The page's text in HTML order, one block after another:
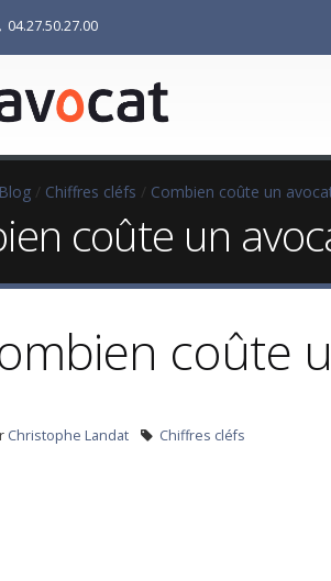
04.27.50.27.00
Blog / Chiffres cléfs / Combien coûte un
coûte un
coûte
Christophe Landat Chiffres cléfs